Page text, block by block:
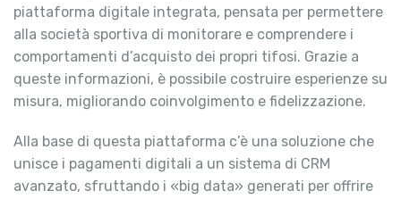
piattaforma digitale integrata, pensata per permettere
alla società sportiva di monitorare e comprendere i
comportamenti d’acquisto dei propri tifosi. Grazie a
queste informazioni, è possibile costruire esperienze su
misura, migliorando coinvolgimento e fidelizzazione.
Alla base di questa piattaforma c’è una soluzione che
unisce i pagamenti digitali a un sistema di CRM
avanzato, sfruttando i «big data» generati per offrire